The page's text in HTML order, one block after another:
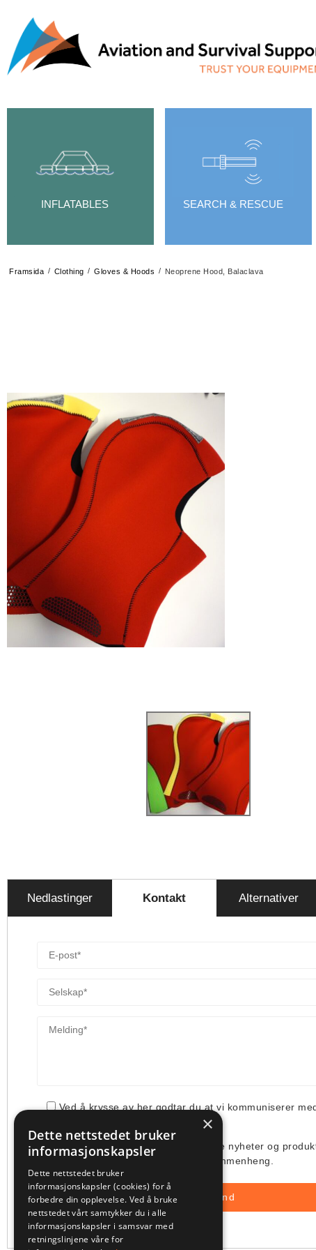
INFLATABLES SEARCH & RESCUE
Framsida / Clothing / Gloves & Hoods / Neoprene Hood, Balaclava
Nedlastinger Kontakt Alternativer
Ved å krysse av her godtar du at vi kommuniserer
Jeg ønsker å få tilsendt deres siste nyheter og
deres bruk av min e-post i denne sammenheng.
×
Dette nettstedet bruker
informasjonskapsler
Dette nettstedet bruker
informasjonskapsler (cookies) for å
forbedre din opplevelse. Ved å bruke
nettstedet vårt samtykker du i alle
informasjonskapsler i samsvar med
retningslinjene våre for